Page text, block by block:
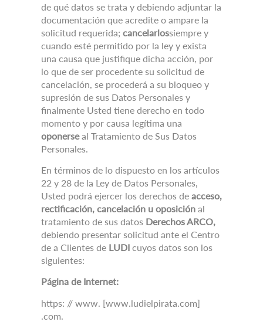
de qué datos se trata y debiendo adjuntar la
documentación que acredite o ampare la
solicitud requerida; cancelarlossiempre y
cuando esté permitido por la ley y exista
una causa que justifique dicha acción, por
lo que de ser procedente su solicitud de
cancelación, se procederá a su bloqueo y
supresión de sus Datos Personales y
finalmente Usted tiene derecho en todo
momento y por causa legítima una
oponerseal Tratamiento de Sus Datos
Personales.
En términos de lo dispuesto en los artículos
22 y 28 de la Ley de Datos Personales,
Usted podrá ejercer los derechos de acceso,
rectificación, cancelación u oposición al
tratamiento de sus datos Derechos ARCO,
debiendo presentar solicitud ante el Centro
de a Clientes de LUDI cuyos datos son los
siguientes:
Página de Internet:
https: // www. [www.ludielpirata.com]
.com.